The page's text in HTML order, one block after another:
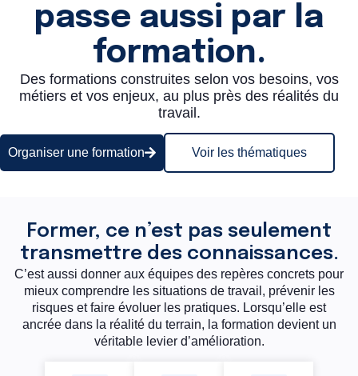
passe aussi par la
formation.
Des formations construites selon vos besoins, vos
métiers et vos enjeux, au plus près des réalités du
travail.
Organiser une formation Voir les thématiques
Former, ce n’est pas seulement
transmettre des connaissances.
C’est aussi donner aux équipes des repères concrets pour
mieux comprendre les situations de travail, prévenir les
risques et faire évoluer les pratiques. Lorsqu’elle est
ancrée dans la réalité du terrain, la formation devient un
véritable levier d’amélioration.